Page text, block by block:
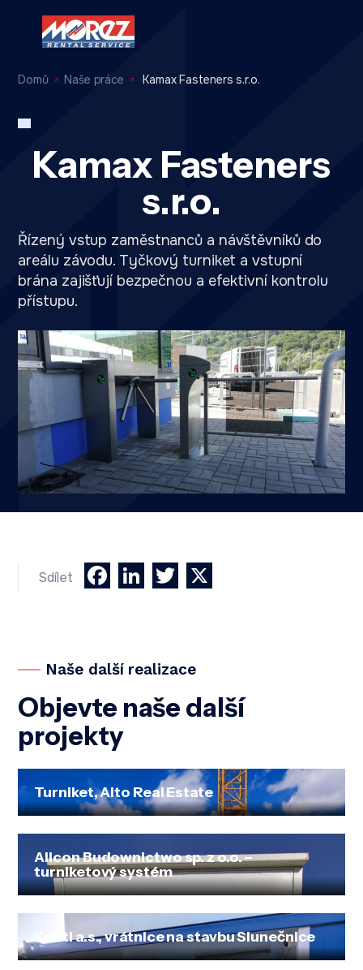
Domů Naše práce Kamax Fasteners s.r.o.
Kamax Fasteners
s.r.o.
Řízený vstup zaměstnanců a návštěvníků do
areálu závodu. Tyčkový turniket a vstupní
brána zajišťují bezpečnou a efektivní kontrolu
přístupu.
Sdílet Facebook
LinkedIn
Twitter
Naše další realizace
Objevte naše další
projekty
Turniket, Alto Real Estate
Allcon Budownictwo sp. z o.o. –
turniketový systém
Konti a.s., vrátnice na stavbu Slunečnice